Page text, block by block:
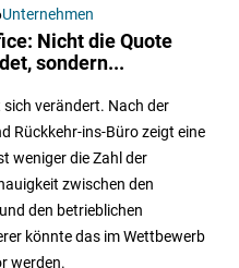
Unternehmen
Nicht die Quote
sondern...
verändert. Nach der
Rückkehr-ins-Büro zeigt eine
weniger die Zahl der
zwischen den
den betrieblichen
könnte das im Wettbewerb
werden.